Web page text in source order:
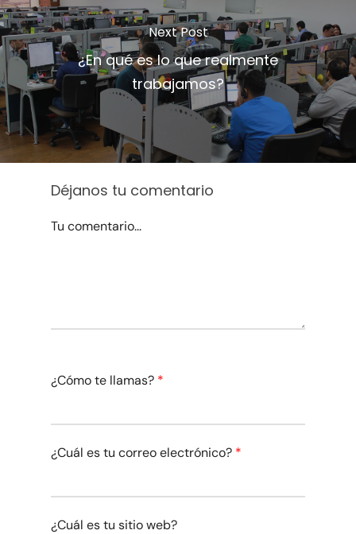
Next Post
¿En qué es lo que realmente
trabajamos?
Déjanos tu comentario
Tu comentario...
¿Cómo te llamas? *
¿Cuál es tu correo electrónico? *
¿Cuál es tu sitio web?